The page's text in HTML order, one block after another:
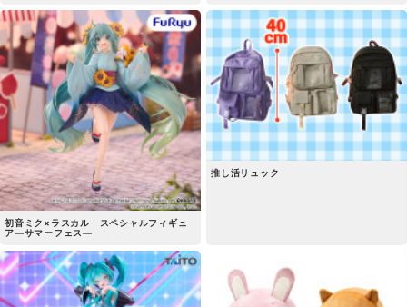
初音ミク×ラスカル スペシャルフィギュ
ア―サマーフェス―
推し活リュック